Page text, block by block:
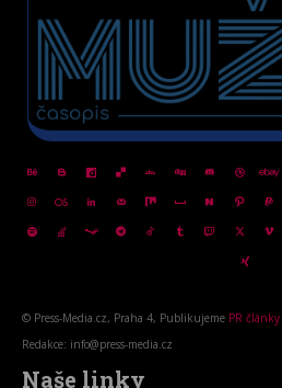
© Press-Media.cz, Praha 4, Publikujeme PR články
Redakce: info@press-media.cz
Naše linky